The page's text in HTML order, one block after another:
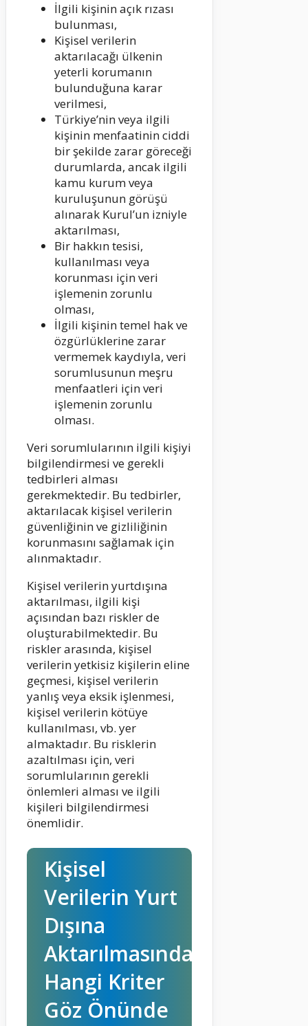
İlgili kişinin açık rızası
bulunması,
Kişisel verilerin
aktarılacağı ülkenin
yeterli korumanın
bulunduğuna karar
verilmesi,
Türkiye’nin veya ilgili
kişinin menfaatinin ciddi
bir şekilde zarar göreceği
durumlarda, ancak ilgili
kamu kurum veya
kuruluşunun görüşü
alınarak Kurul’un izniyle
aktarılması,
Bir hakkın tesisi,
kullanılması veya
korunması için veri
işlemenin zorunlu
olması,
İlgili kişinin temel hak ve
özgürlüklerine zarar
vermemek kaydıyla, veri
sorumlusunun meşru
menfaatleri için veri
işlemenin zorunlu
olması.
Veri sorumlularının ilgili kişiyi
bilgilendirmesi ve gerekli
tedbirleri alması
gerekmektedir. Bu tedbirler,
aktarılacak kişisel verilerin
güvenliğinin ve gizliliğinin
korunmasını sağlamak için
alınmaktadır.
Kişisel verilerin yurtdışına
aktarılması, ilgili kişi
açısından bazı riskler de
oluşturabilmektedir. Bu
riskler arasında, kişisel
verilerin yetkisiz kişilerin eline
geçmesi, kişisel verilerin
yanlış veya eksik işlenmesi,
kişisel verilerin kötüye
kullanılması, vb. yer
almaktadır. Bu risklerin
azaltılması için, veri
sorumlularının gerekli
önlemleri alması ve ilgili
kişileri bilgilendirmesi
önemlidir.
Kişisel
Verilerin Yurt
Dışına
Aktarılmasında
Hangi Kriter
Göz Önünde